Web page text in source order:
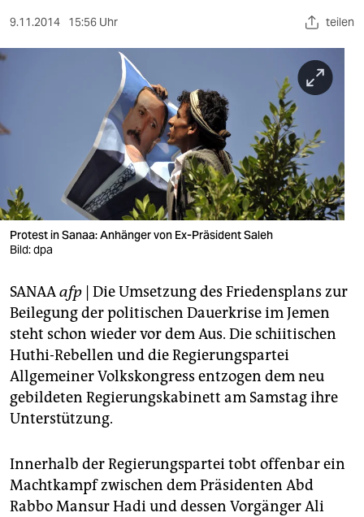
sport
wahrheit
verlag
veranstaltungen
fragen & hilfe
unterstützen
abo
genossenschaft
epaper login
9.11.2014 15:56 Uhr teilen
Protest in Sanaa: Anhänger von Ex-Präsident Saleh
Bild: dpa
SANAAafp | Die Umsetzung des Friedensplans zur
Beilegung der politischen Dauerkrise im Jemen
steht schon wieder vor dem Aus. Die schiitischen
Huthi-Rebellen und die Regierungspartei
Allgemeiner Volkskongress entzogen dem neu
gebildeten Regierungskabinett am Samstag ihre
Unterstützung.
Innerhalb der Regierungspartei tobt offenbar ein
Machtkampf zwischen dem Präsidenten Abd
Rabbo Mansur Hadi und dessen Vorgänger Ali